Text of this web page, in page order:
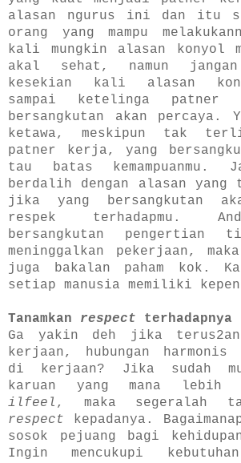
alasan ngurus ini dan itu
orang yang mampu
kali mungkin alasan konyol
akal sehat, namun
kesekian kali alasan
sampai ketelinga patner
bersangkutan akan percaya.
ketawa, meskipun tak
patner kerja, yang
tau batas kemampuanmu.
berdalih dengan alasan yang
jika yang bersangkutan
respek terhadapmu.
bersangkutan pengertian
meninggalkan pekerjaan,
juga bakalan paham kok.
setiap manusia memiliki
Tanamkan respect terhadapnya
Ga yakin deh jika terus2an
kerjaan, hubungan
di kerjaan? Jika sudah
karuan yang mana lebih
ilfeel , maka segeralah
respect kepadanya.
sosok pejuang bagi
Ingin mencukupi